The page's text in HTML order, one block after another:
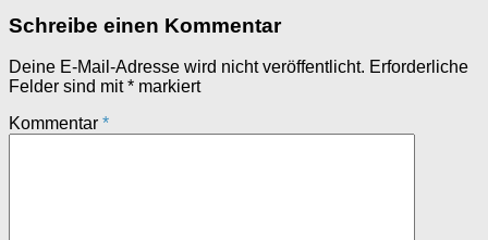
Schreibe einen Kommentar
Deine E-Mail-Adresse wird nicht veröffentlicht. Erforderliche
Felder sind mit* markiert
Kommentar *